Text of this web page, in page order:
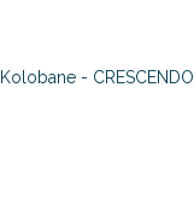
Kolobane - CRESCENDO